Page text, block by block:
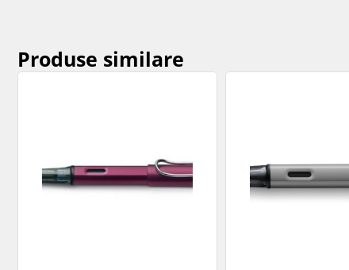
Produse similare